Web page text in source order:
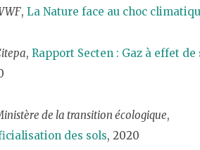
, La Nature face au choc
, Rapport Secten : Gaz à effet de
de la transition écologique,
des sols, 2020